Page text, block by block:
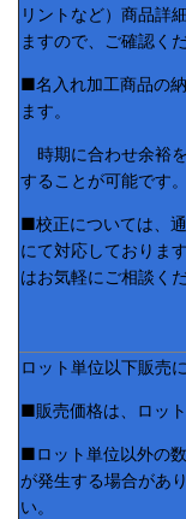
リントなど）商品詳
ますので、ご確認くだ
■名入れ加工商品の
ます。
時期に合わせ余裕
することが可能です。
■校正については、
にて対応しておりま
はお気軽にご相談くだ
ロット単位以下販売
■販売価格は、ロッ
■ロット単位以外の
が発生する場合があ
い。